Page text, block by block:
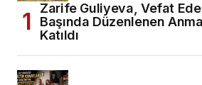
Zarife Guliyeva, Vefat
Başında Düzenlenen
Katıldı